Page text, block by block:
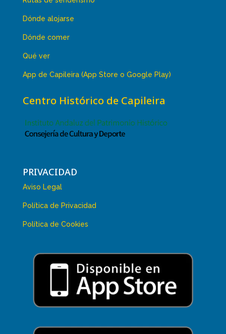
Dónde alojarse
Dónde comer
Qué ver
App de Capileira (App Store o Google Play)
Centro Histórico de Capileira
PRIVACIDAD
Aviso Legal
Política de Privacidad
Política de Cookies